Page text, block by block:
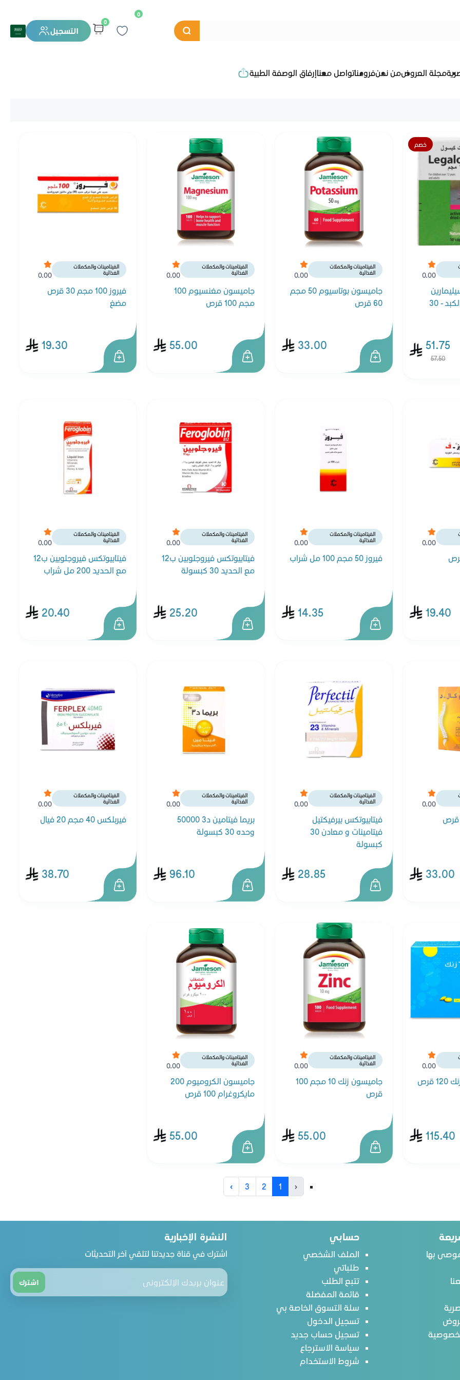
0
0
التسجيل
مجلة العروضمن نحنفروعناتواصل معناإرفاق الوصفة الطبية
خصم
0.00
مدعم لوظائف الكبد - 30
51.75
57.50
0.00
الفيتامينات والمكملات
الغذائية
جاميسون بوتاسيوم 50 مجم
60 قرص
33.00
0.00
الفيتامينات والمكملات
الغذائية
جاميسون مغنسيوم 100
مجم 100 قرص
55.00
0.00
الفيتامينات والمكملات
الغذائية
فيروز 100 مجم 30 قرص
مضغ
19.30
0.00
19.40
0.00
الفيتامينات والمكملات
الغذائية
فيروز 50 مجم 100 مل شراب
14.35
0.00
الفيتامينات والمكملات
الغذائية
فيتابيوتكس فيروجلوبين ب12
مع الحديد 30 كبسولة
25.20
0.00
الفيتامينات والمكملات
الغذائية
فيتابيوتكس فيروجلوبين ب12
مع الحديد 200 مل شراب
20.40
0.00
33.00
0.00
الفيتامينات والمكملات
الغذائية
فيتابيوتكس بيرفيكتيل
فيتامينات و معادن 30
كبسولة
28.85
0.00
الفيتامينات والمكملات
الغذائية
بريما فيتامين د3 50000
وحده 30 كبسولة
96.10
0.00
الفيتامينات والمكملات
الغذائية
فيربلكس 40 مجم 20 فيال
38.70
0.00
115.40
0.00
الفيتامينات والمكملات
الغذائية
جاميسون زنك 10 مجم 100
قرص
55.00
0.00
الفيتامينات والمكملات
الغذائية
جاميسون الكروميوم 200
مايكروغرام 100 قرص
55.00
‹
1
2
3
›
بها
حسابي
الملف الشخصي
طلباتي
تتبع الطلب
قائمة المفضلة
سلة التسوق الخاصة بي
تسجيل الدخول
تسجيل حساب جديد
سياسة الاسترجاع
شروط الاستخدام
النشرة الإخبارية
اشترك في قناة جديدتنا لتلقي آخر التحديثات
اشترك